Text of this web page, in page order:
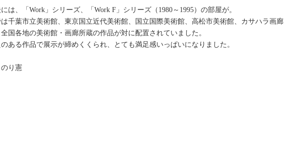
は、「Work」シリーズ、「Work F」シリーズ（1980～1995）の部屋が。
千葉市立美術館、東京国立近代美術館、国立国際美術館、高松市美術館、カサハラ画廊
全国各地の美術館・画廊所蔵の作品が対に配置されていました。
のある作品で展示が締めくくられ、とても満足感いっぱいになりました。
り憲